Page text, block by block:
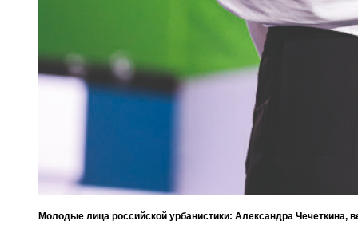
Молодые лица российской урбанистики: Александра Чечеткина,